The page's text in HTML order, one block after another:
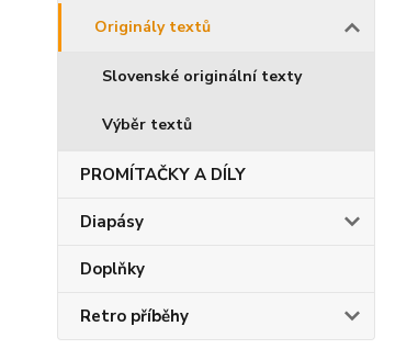
Originály textů
Slovenské originální texty
Výběr textů
PROMÍTAČKY A DÍLY
Diapásy
Doplňky
Retro příběhy